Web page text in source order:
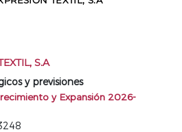
S.A
y previsiones
y Expansión 2026-